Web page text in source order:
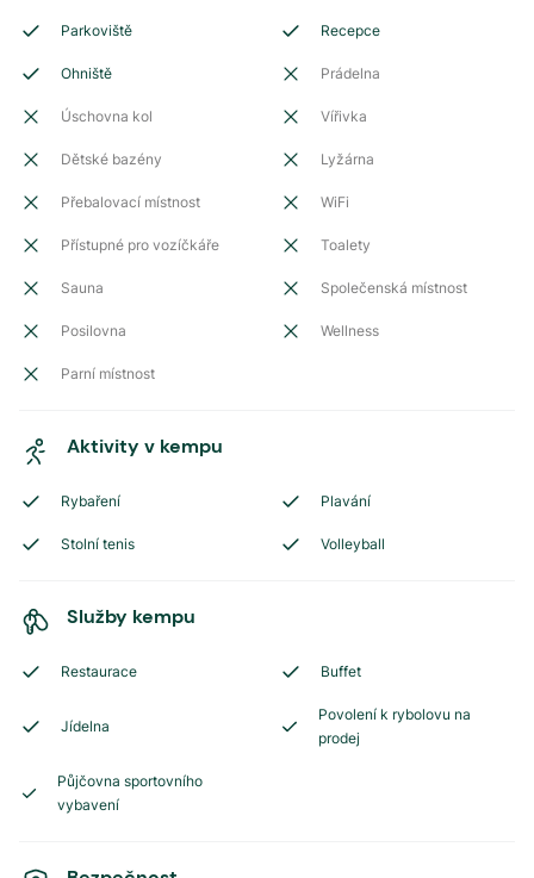
Parkoviště Recepce
Ohniště Prádelna
Úschovna kol Vířivka
Dětské bazény Lyžárna
Přebalovací místnost WiFi
Přístupné pro vozíčkáře Toalety
Sauna Společenská místnost
Posilovna Wellness
Parní místnost
Aktivity v kempu
Rybaření Plavání
Stolní tenis Volleyball
Služby kempu
Restaurace Buffet
Jídelna
Povolení k rybolovu na
prodej
Půjčovna sportovního
vybavení